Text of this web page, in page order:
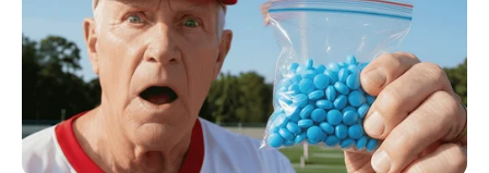
RISCO DE DESABAMENTO FAZ CONSULADO DO
BRASIL NOS EUA SER ESVAZIADO
pensandodireita.com